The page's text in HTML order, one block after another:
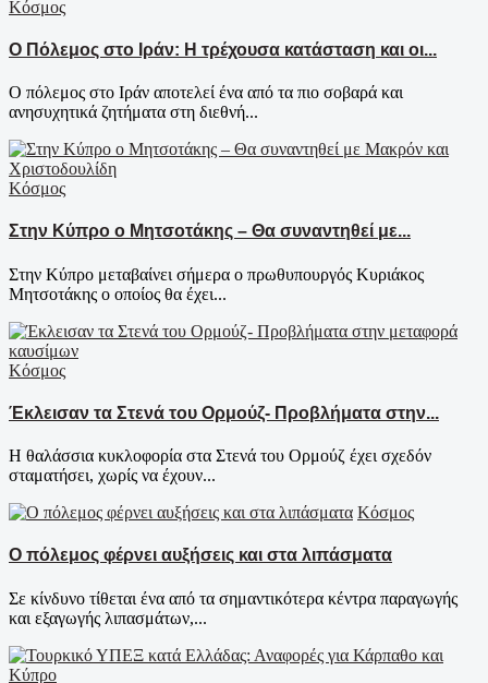
Κόσμος
Ο Πόλεμος στο Ιράν: Η τρέχουσα κατάσταση και οι...
Ο πόλεμος στο Ιράν αποτελεί ένα από τα πιο σοβαρά και
ανησυχητικά ζητήματα στη διεθνή...
Κόσμος
Στην Κύπρο ο Μητσοτάκης – Θα συναντηθεί με...
Στην Κύπρο μεταβαίνει σήμερα ο πρωθυπουργός Κυριάκος
Μητσοτάκης ο οποίος θα έχει...
Κόσμος
Έκλεισαν τα Στενά του Ορμούζ- Προβλήματα στην...
Η θαλάσσια κυκλοφορία στα Στενά του Ορμούζ έχει σχεδόν
σταματήσει, χωρίς να έχουν...
Κόσμος
Ο πόλεμος φέρνει αυξήσεις και στα λιπάσματα
Σε κίνδυνο τίθεται ένα από τα σημαντικότερα κέντρα παραγωγής
και εξαγωγής λιπασμάτων,...